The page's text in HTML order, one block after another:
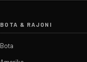
BOTA & RAJONI
Bota